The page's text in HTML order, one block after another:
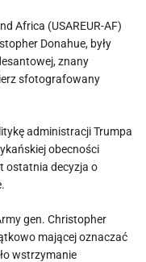
Africa (USAREUR-AF)
Donahue, były
znany
sfotografowany
administracji Trumpa
obecności
ostatnia decyzja o
gen. Christopher
mającej oznaczać
wstrzymanie